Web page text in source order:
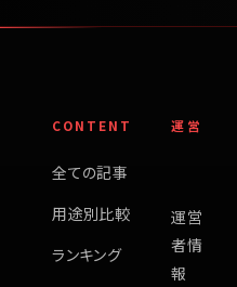
CONTENT
全ての記事
用途別比較
ランキング
運営
運営
者情
報